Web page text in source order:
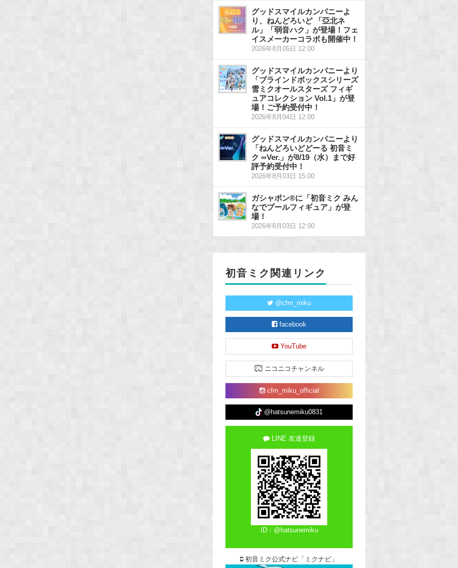
グッドスマイルカンパニーよ
り、ねんどろいど 「亞北ネ
ル」「弱音ハク」が登場！フェ
イスメーカーコラボも開催中！
2026年8月05日 12:00
グッドスマイルカンパニーより
「ブラインドボックスシリーズ
雪ミクオールスターズ フィギ
ュアコレクション Vol.1」が登
場！ご予約受付中！
2026年8月04日 12:00
グッドスマイルカンパニーより
「ねんどろいどどーる 初音ミ
ク ∞Ver.」が8/19（水）まで好
評予約受付中！
2026年8月03日 15:00
ガシャポン®に「初音ミク みん
なでプールフィギュア」が登
場！
2026年8月03日 12:00
初音ミク関連リンク
@cfm_miku
facebook
YouTube
ニコニコチャンネル
cfm_miku_official
@hatsunemiku0831
LINE 友達登録
ID：@hatsunemiku
初音ミク公式ナビ「ミクナビ」